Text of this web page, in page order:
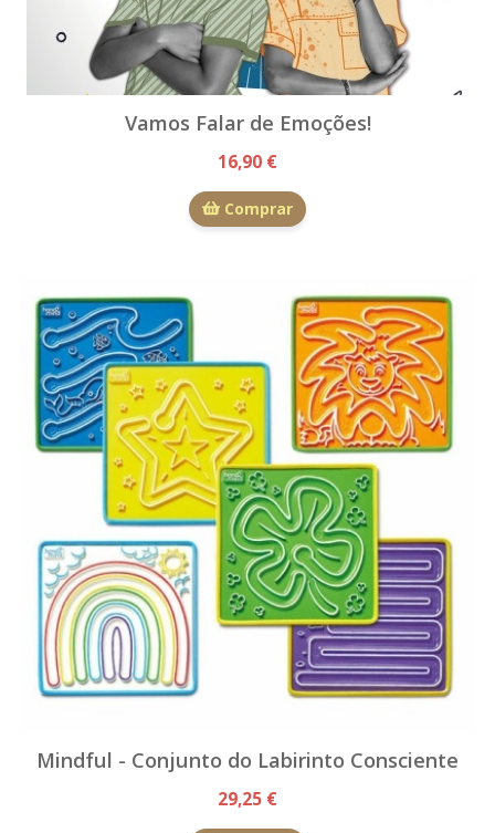
Vamos Falar de Emoções!
16,90 €
Comprar
Mindful - Conjunto do Labirinto Consciente
29,25 €